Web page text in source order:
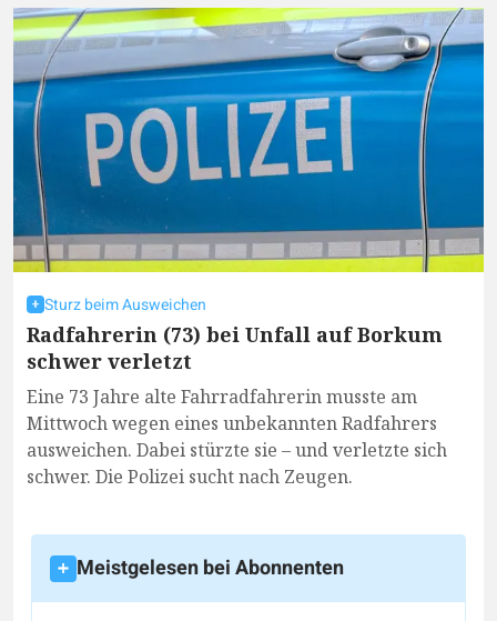
Sturz beim Ausweichen
Radfahrerin (73) bei Unfall auf Borkum
schwer verletzt
Eine 73 Jahre alte Fahrradfahrerin musste am
Mittwoch wegen eines unbekannten Radfahrers
ausweichen. Dabei stürzte sie – und verletzte sich
schwer. Die Polizei sucht nach Zeugen.
Meistgelesen bei Abonnenten